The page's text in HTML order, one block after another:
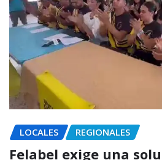
LOCALES REGIONALES
Felabel exige una